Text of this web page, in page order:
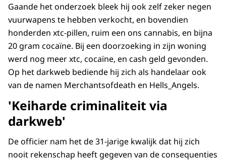
Gaande het onderzoek bleek hij ook zelf zeker negen
vuurwapens te hebben verkocht, en bovendien
honderden xtc-pillen, ruim een ons cannabis, en bijna
20 gram cocaïne. Bij een doorzoeking in zijn woning
werd nog meer xtc, cocaïne, en cash geld gevonden.
Op het darkweb bediende hij zich als handelaar ook
van de namen Merchantsofdeath en Hells_Angels.
'Keiharde criminaliteit via
darkweb'
De officier nam het de 31-jarige kwalijk dat hij zich
nooit rekenschap heeft gegeven van de consequenties